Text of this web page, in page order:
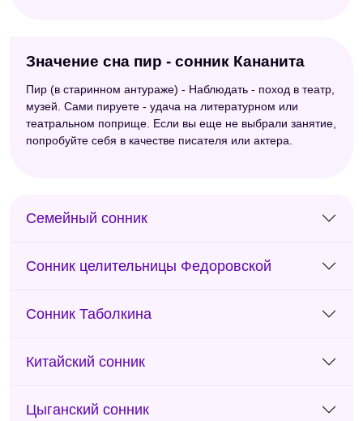
Значение сна пир - сонник Кананита
Пир (в старинном антураже) - Наблюдать - поход в театр,
музей. Сами пируете - удача на литературном или
театральном поприще. Если вы еще не выбрали занятие,
попробуйте себя в качестве писателя или актера.
Семейный сонник
Сонник целительницы Федоровской
Сонник Таболкина
Китайский сонник
Цыганский сонник